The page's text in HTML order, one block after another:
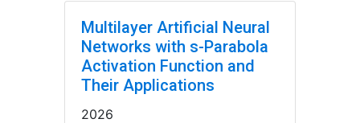
Multilayer Artificial Neural
Networks with s-Parabola
Activation Function and
Their Applications
2026